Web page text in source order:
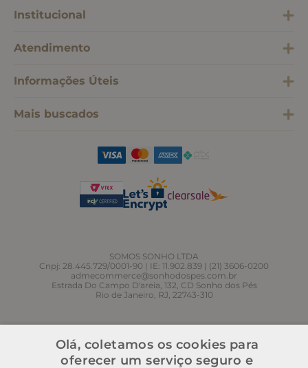
Institucional
Atendimento
Informações Úteis
Mais buscados
SOMOS SONHO LTDA
Cnpj: 28.445.729/0001-90 | IE: 11.902.839 | (21) 3606-0200
admecommerce@sonhodospes.com.br
Estrada Do Campo D'areia, 132, CD Sonho dos Pés
Rio de Janeiro, RJ, 22743-310
Olá, coletamos os cookies para
oferecer um serviço seguro e